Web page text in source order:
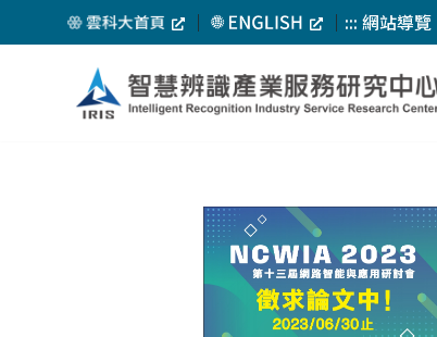
content
｜ ｜ ::: 網站導覽